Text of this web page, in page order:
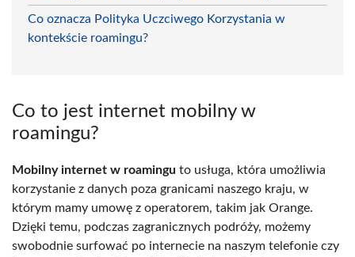
Co oznacza Polityka Uczciwego Korzystania w
kontekście roamingu?
Co to jest internet mobilny w
roamingu?
Mobilny internet w roamingu to usługa, która umożliwia
korzystanie z danych poza granicami naszego kraju, w
którym mamy umowę z operatorem, takim jak Orange.
Dzięki temu, podczas zagranicznych podróży, możemy
swobodnie surfować po internecie na naszym telefonie czy